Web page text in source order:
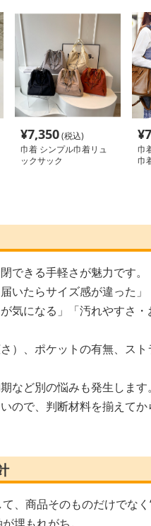
¥7,350(税込)
巾着 シンプル巾着リュ
ックサック
¥
巾
巾
できる手軽さが魅力です。
いたらサイズ感が違った
気になる」「汚れやすさ
）、ポケットの有無、ス
など別の悩みも発生します。
で、判断材料を揃えてか
、商品そのものだけでなく